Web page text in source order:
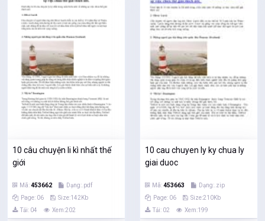
10 câu chuyện li kì nhất thế
giới
Mã:453662
Dạng:.pdf
Page: 06
Size:142Kb
Tải: 04
Xem:202
10 cau chuyen ly ky chua ly
giai duoc
Mã:453663
Dạng:.zip
Page: 06
Size:210Kb
Tải: 02
Xem:199